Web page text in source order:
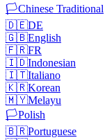
🏳️Chinese Traditional
🇩🇪DE
🇬🇧English
🇫🇷FR
🇮🇩Indonesian
🇮🇹Italiano
🇰🇷Korean
🇲🇾Melayu
🏳️Polish
🇧🇷Portuguese